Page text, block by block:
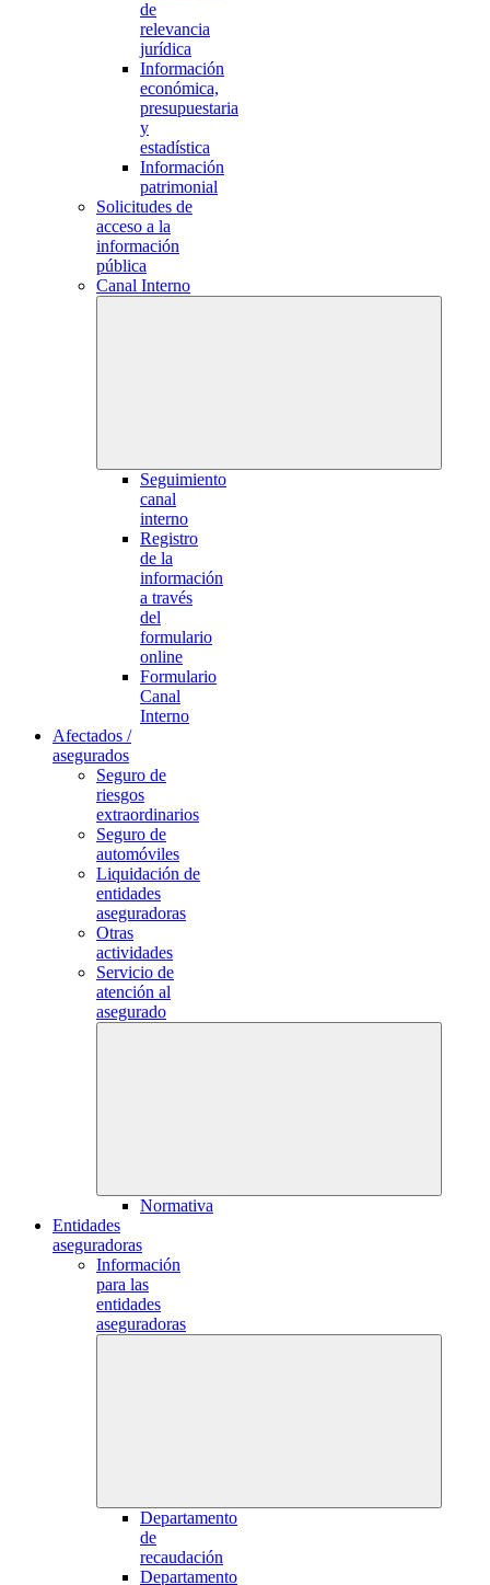
de
relevancia
jurídica
Información
económica,
presupuestaria
y
estadística
Información
patrimonial
Solicitudes de
acceso a la
información
pública
Canal Interno
Seguimiento
canal
interno
Registro
de la
información
a través
del
formulario
online
Formulario
Canal
Interno
Afectados /
asegurados
Seguro de
riesgos
extraordinarios
Seguro de
automóviles
Liquidación de
entidades
aseguradoras
Otras
actividades
Servicio de
atención al
asegurado
Normativa
Entidades
aseguradoras
Información
para las
entidades
aseguradoras
Departamento
de
recaudación
Departamento